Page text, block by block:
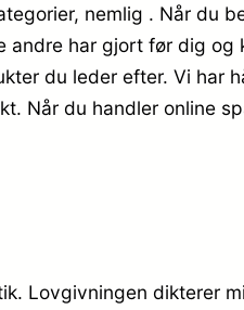
nemlig . Når du
andre har gjort før dig og
du leder efter. Vi har
Når du handler online
Lovgivningen dikterer